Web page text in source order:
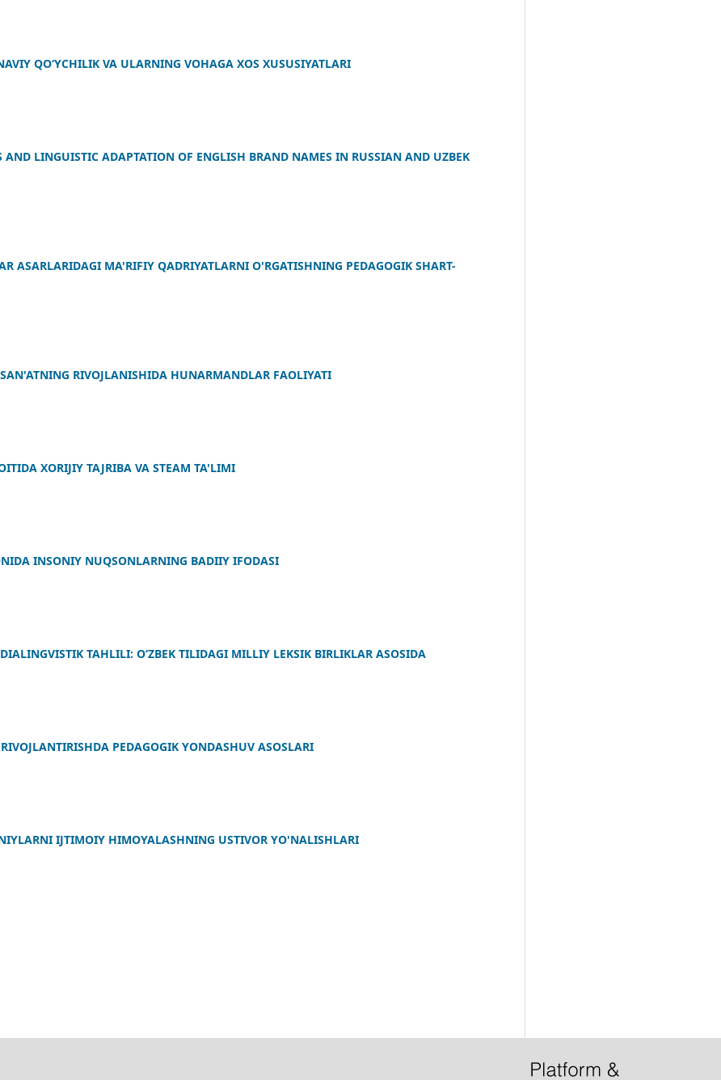
QOʻYCHILIK VA ULARNING VOHAGA XOS XUSUSIYATLARI
AND LINGUISTIC ADAPTATION OF ENGLISH BRAND NAMES IN RUSSIAN AND UZBEK
ASARLARIDAGI MA'RIFIY QADRIYATLARNI O'RGATISHNING PEDAGOGIK SHART-
RIVOJLANISHIDA HUNARMANDLAR FAOLIYATI
XORIJIY TAJRIBA VA STEAM TA'LIMI
INSONIY NUQSONLARNING BADIIY IFODASI
TAHLILI: OʻZBEK TILIDAGI MILLIY LEKSIK BIRLIKLAR ASOSIDA
PEDAGOGIK YONDASHUV ASOSLARI
IJTIMOIY HIMOYALASHNING USTIVOR YO'NALISHLARI